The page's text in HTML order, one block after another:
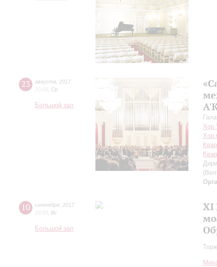
23 августа
2017
20:00 Ср
Большой зал
Хор
Хор
10 сентября 2017
19:00 Вс
Большой зал
XI